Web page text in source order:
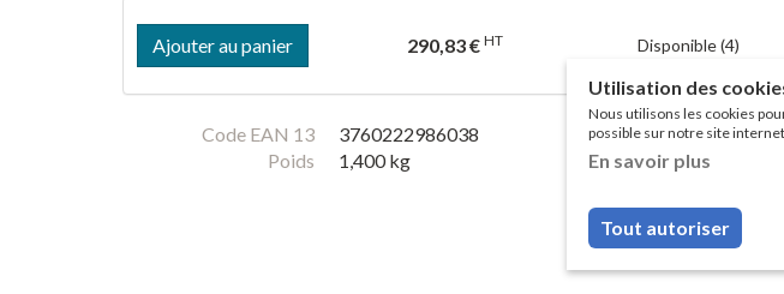
Ajouter au panier 290,83 € HT Disponible (4)
Code EAN 13
3760222986038
Poids
1,400 kg
Utilisation des
Nous utilisons les cookies
possible sur notre site internet.
En savoir plus
Tout autoriser